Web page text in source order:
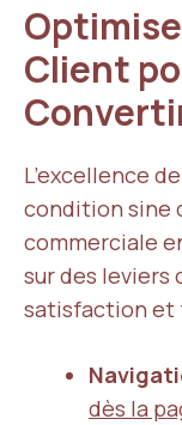
Client
L’excellence de
condition sine
commerciale
sur des leviers
satisfaction et
dès la